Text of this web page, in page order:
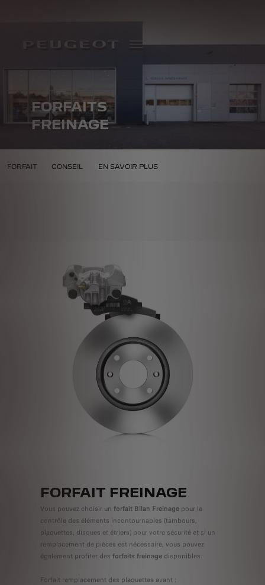
FORFAITS
FREINAGE
FORFAIT CONSEIL EN SAVOIR PLUS
FORFAIT FREINAGE
Vous pouvez choisir un forfait Bilan Freinagepour le
contrôle des éléments incontournables (tambours,
plaquettes, disques et étriers) pour votre sécurité et si un
remplacement de pièces est nécessaire, vous pouvez
également profiter des forfaits freinagedisponibles.
Forfait remplacement des plaquettes avant :